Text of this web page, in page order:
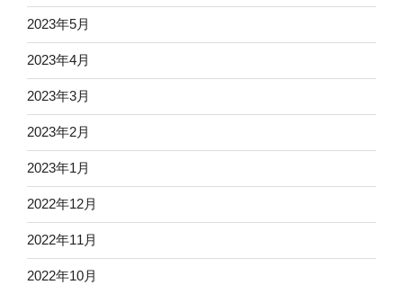
2023年5月
2023年4月
2023年3月
2023年2月
2023年1月
2022年12月
2022年11月
2022年10月